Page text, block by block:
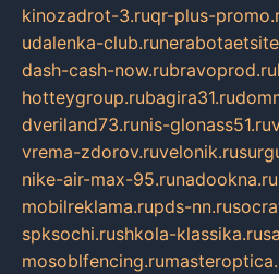
kinozadrot-3.ruqr-plus-
udalenka-club.ru
dash-cash-now.rubravoprod.ru
hotteygroup.rubagira31.ru
dveriland73.runis-glonass51.ru
vrema-zdorov.ruvelonik.ru
nike-air-max-95.runadookna.ru
mobilreklama.rupds-nn.ru
spksochi.rushkola-klassika.ru
mosoblfencing.ru